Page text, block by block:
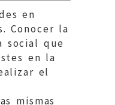
en
Conocer la
social que
en la
el
mismas